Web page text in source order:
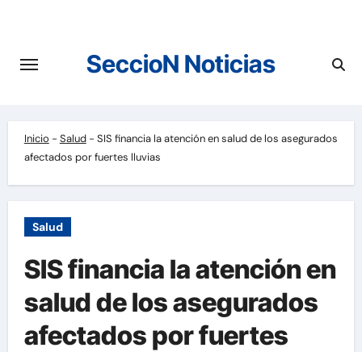
contenido
SeccioN Noticias
Inicio - Salud- SIS financia la atención en salud de los asegurados
afectados por fuertes lluvias
Salud
SIS financia la atención en
salud de los asegurados
afectados por fuertes